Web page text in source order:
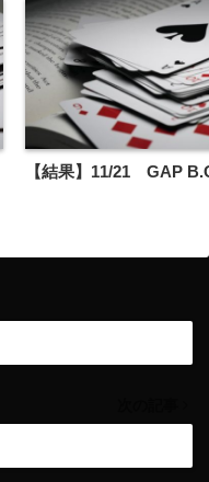
【結果】11/21 GAP